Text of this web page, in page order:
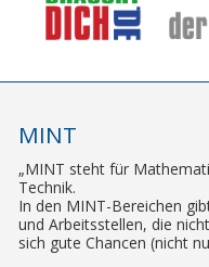
MINT
„MINT steht für
Technik.
In den MINT-Bereichen
und Arbeitsstellen, die
sich gute Chancen (nicht